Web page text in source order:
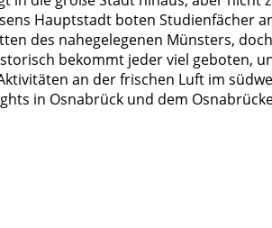
Hauptstadt boten Studienfächer
des nahegelegenen Münsters,
bekommt jeder viel geboten,
an der frischen Luft im
in Osnabrück und dem